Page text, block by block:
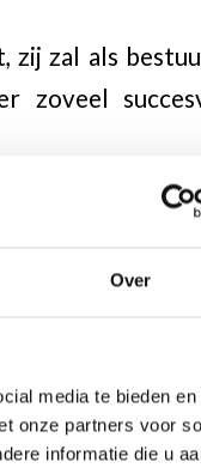
Over
media te bieden en
onze partners voor
informatie die u
zij zal als
zoveel
bonden
in de
dat te melden